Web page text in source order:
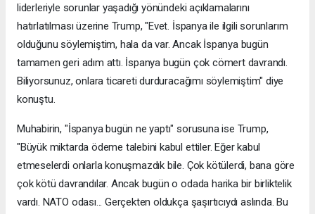
liderleriyle sorunlar yaşadığı yönündeki açıklamalarını
hatırlatılması üzerine Trump, "Evet. İspanya ile ilgili sorunlarım
olduğunu söylemiştim, hala da var. Ancak İspanya bugün
tamamen geri adım attı. İspanya bugün çok cömert davrandı.
Biliyorsunuz, onlara ticareti durduracağımı söylemiştim" diye
konuştu.
Muhabirin, "İspanya bugün ne yaptı" sorusuna ise Trump,
"Büyük miktarda ödeme talebini kabul ettiler. Eğer kabul
etmeselerdi onlarla konuşmazdık bile. Çok kötülerdi, bana göre
çok kötü davrandılar. Ancak bugün o odada harika bir birliktelik
vardı. NATO odası... Gerçekten oldukça şaşırtıcıydı aslında. Bu